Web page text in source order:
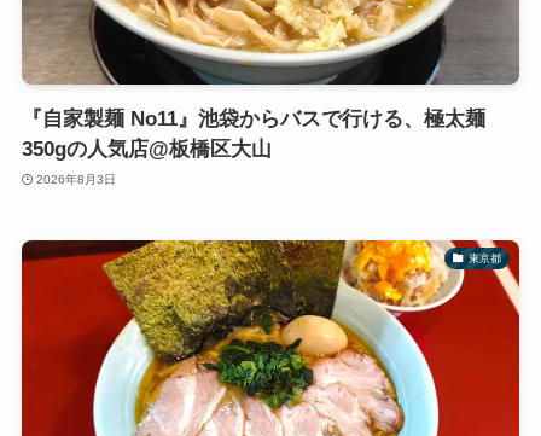
『自家製麺 No11』池袋からバスで行ける、極太麺
350gの人気店@板橋区大山
2026年8月3日
東京都